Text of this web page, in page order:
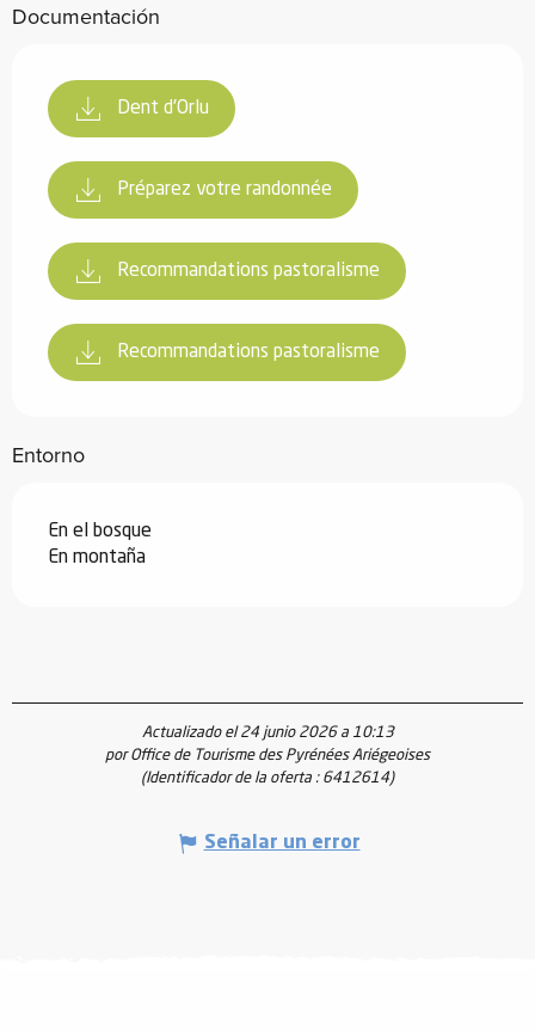
Documentación
Dent d'Orlu
Préparez votre randonnée
Recommandations pastoralisme
Recommandations pastoralisme
Entorno
En el bosque
En montaña
Actualizado el 24 junio 2026 a 10:13
por Office de Tourisme des Pyrénées Ariégeoises
(Identificador de la oferta : 6412614)
Señalar un error